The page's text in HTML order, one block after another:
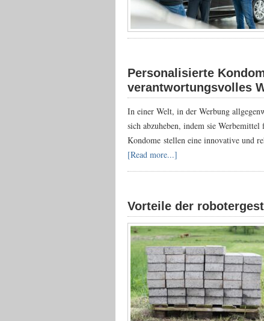
Personalisierte
verantwortungsvolles
In einer Welt, in der Werbung
sich abzuheben, indem sie
Kondome stellen eine innovative und
[Read more...]
Vorteile der